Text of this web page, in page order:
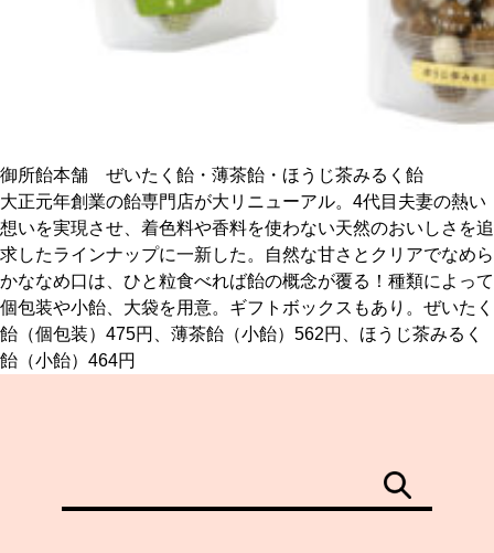
カレーが好き
京都おやつクラブ
私と店のはなし
御所飴本舗 ぜいたく飴・薄茶飴・ほうじ茶みるく飴
大正元年創業の飴専門店が大リニューアル。4代目夫妻の熱い
想いを実現させ、着色料や香料を使わない天然のおいしさを追
求したラインナップに一新した。自然な甘さとクリアでなめら
かななめ口は、ひと粒食べれば飴の概念が覆る！種類によって
個包装や小飴、大袋を用意。ギフトボックスもあり。ぜいたく
飴（個包装）475円、薄茶飴（小飴）562円、ほうじ茶みるく
飴（小飴）464円